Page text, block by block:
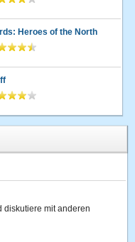
Heroes of the North
diskutiere mit anderen